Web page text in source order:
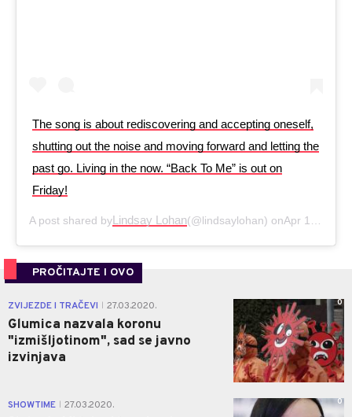
The song is about rediscovering and accepting oneself,
shutting out the noise and moving forward and letting the
past go. Living in the now. “Back To Me” is out on
Friday!
A post shared byLindsay Lohan(@lindsaylohan) onApr 1, 2020 at 2:29pm PDT
PROČITAJTE I OVO
ZVIJEZDE I TRAČEVI 27.03.2020.
Glumica nazvala koronu
"izmišljotinom", sad se javno
izvinjava
0
SHOWTIME 27.03.2020. 0